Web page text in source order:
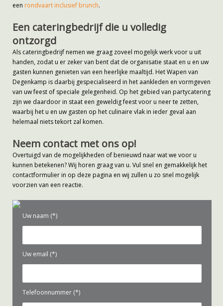
een rondvaart inclusief brunch.
Een cateringbedrijf die u volledig
ontzorgd
Als cateringbedrijf nemen we graag zoveel mogelijk werk voor u uit
handen, zodat u er zeker van bent dat de organisatie staat en u en uw
gasten kunnen genieten van een heerlijke maaltijd. Het Wapen van
Degenkamp is daarbij gespecialiseerd in het aankleden en vormgeven
van uw feest of speciale gelegenheid. Op het gebied van partycatering
zijn we daardoor in staat een geweldig feest voor u neer te zetten,
waarbij het u en uw gasten op het culinaire vlak in ieder geval aan
helemaal niets tekort zal komen.
Neem contact met ons op!
Overtuigd van de mogelijkheden of benieuwd naar wat we voor u
kunnen betekenen? Wij horen graag van u. Vul snel en gemakkelijk het
contactformulier in op deze pagina en wij zullen u zo snel mogelijk
voorzien van een reactie.
Uw naam (*)
Uw email (*)
Telefoonnummer (*)